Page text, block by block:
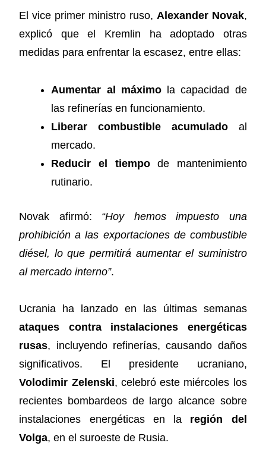
El vice primer ministro ruso, Alexander Novak,
explicó que el Kremlin ha adoptado otras
medidas para enfrentar la escasez, entre ellas:
Aumentar al máximola capacidad de
las refinerías en funcionamiento.
Liberar combustible acumuladoal
mercado.
Reducir el tiempode mantenimiento
rutinario.
Novak afirmó: “Hoy hemos impuesto una
prohibición a las exportaciones de combustible
diésel, lo que permitirá aumentar el suministro
al mercado interno”.
Ucrania ha lanzado en las últimas semanas
ataques contra instalaciones energéticas
rusas, incluyendo refinerías, causando daños
significativos. El presidente ucraniano,
Volodimir Zelenski, celebró este miércoles los
recientes bombardeos de largo alcance sobre
instalaciones energéticas en la región del
Volga, en el suroeste de Rusia.